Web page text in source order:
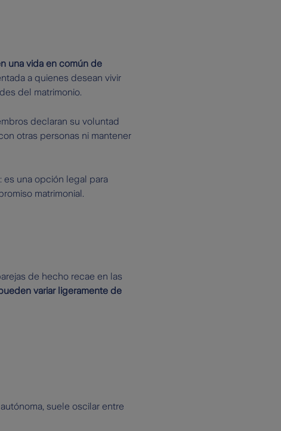
una vida en común de
a quienes desean vivir
del matrimonio.
declaran su voluntad
otras personas ni mantener
es una opción legal para
matrimonial.
de hecho recae en las
variar ligeramente de
suele oscilar entre